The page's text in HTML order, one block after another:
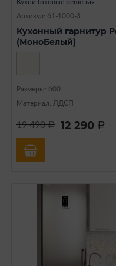
Кухни Готовые решения
Артикул: 61-1000-3
Кухонный гарнитур
(МоноБелый)
Размеры: 600
Материал: ЛДСП
19 490a 12 290 a